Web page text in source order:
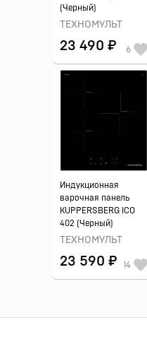
(Черный)
ТЕХНОМУЛЬТ
23 490 ₽ 6
Индукционная
варочная панель
KUPPERSBERG ICO
402 (Черный)
ТЕХНОМУЛЬТ
23 590 ₽ 14